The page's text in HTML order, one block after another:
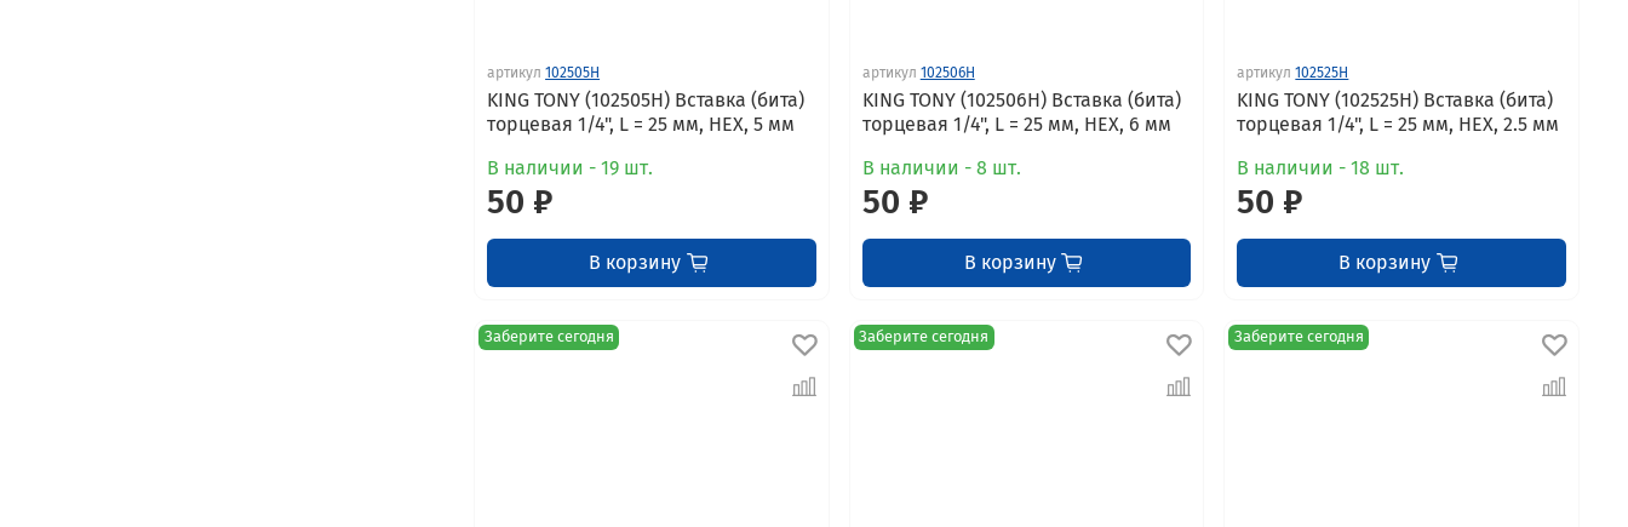
артикул 102505H
KING TONY (102505H) Вставка (бита)
торцевая 1/4", L = 25 мм, HEX, 5 мм
В наличии - 19 шт.
50 ₽
В корзину
артикул 102506H
KING TONY (102506H) Вставка (бита)
торцевая 1/4", L = 25 мм, HEX, 6 мм
В наличии - 8 шт.
50 ₽
В корзину
артикул 102525H
KING TONY (102525H) Вставка (бита)
торцевая 1/4", L = 25 мм, HEX, 2.5 мм
В наличии - 18 шт.
50 ₽
В корзину
Заберите сегодня Заберите сегодня Заберите сегодня